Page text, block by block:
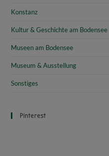
Konstanz
Kultur & Geschichte am Bodensee
Museen am Bodensee
Museum & Ausstellung
Sonstiges
Pinterest